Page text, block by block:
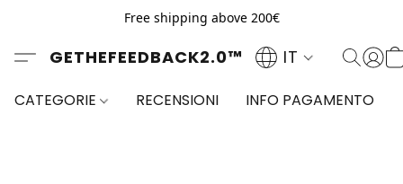
Free shipping above 200€
GETHEFEEDBACK2.0™ IT
CATEGORIE RECENSIONI INFO PAGAMENTO